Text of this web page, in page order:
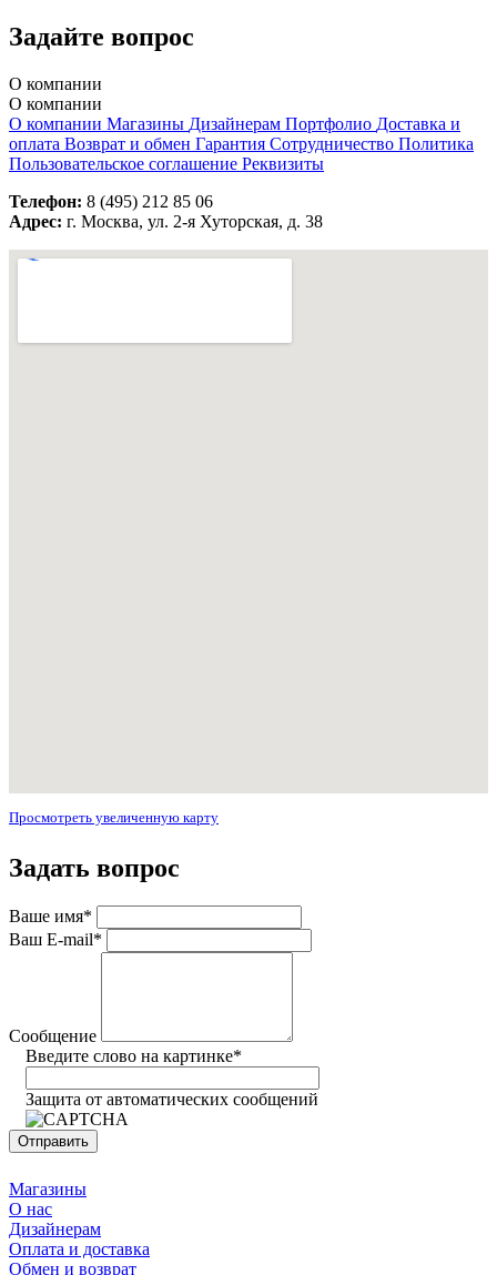
Задайте вопрос
О компании
О компании
О компании Магазины Дизайнерам Портфолио Доставка и
оплата Возврат и обмен Гарантия Сотрудничество Политика
Пользовательское соглашение Реквизиты
Телефон: 8 (495) 212 85 06
Адрес: г. Москва, ул. 2-я Хуторская, д. 38
Просмотреть увеличенную карту
Задать вопрос
Ваше имя*
Ваш E-mail*
Сообщение
Введите слово на картинке*
Защита от автоматических сообщений
Магазины
О нас
Дизайнерам
Оплата и доставка
Обмен и возврат